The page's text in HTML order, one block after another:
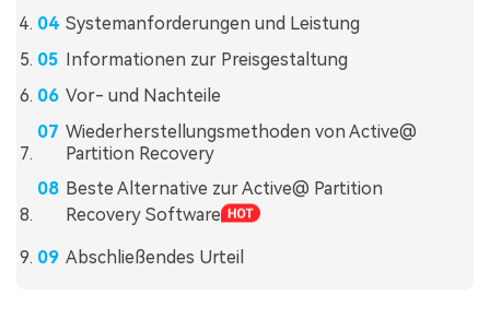
Systemanforderungen und Leistung
Informationen zur Preisgestaltung
Vor- und Nachteile
Wiederherstellungsmethoden von Active@
Partition Recovery
Beste Alternative zur Active@ Partition
Recovery Software
Abschließendes Urteil